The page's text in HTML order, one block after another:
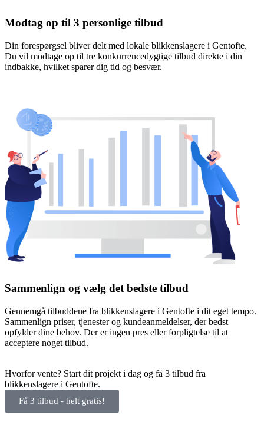
Modtag op til 3 personlige tilbud
Din forespørgsel bliver delt med lokale blikkenslagere i Gentofte.
Du vil modtage op til tre konkurrencedygtige tilbud direkte i din
indbakke, hvilket sparer dig tid og besvær.
Sammenlign og vælg det bedste tilbud
Gennemgå tilbuddene fra blikkenslagere i Gentofte i dit eget tempo.
Sammenlign priser, tjenester og kundeanmeldelser, der bedst
opfylder dine behov. Der er ingen pres eller forpligtelse til at
acceptere noget tilbud.
Hvorfor vente? Start dit projekt i dag og få 3 tilbud fra
blikkenslagere i Gentofte.
Få 3 tilbud - helt gratis!